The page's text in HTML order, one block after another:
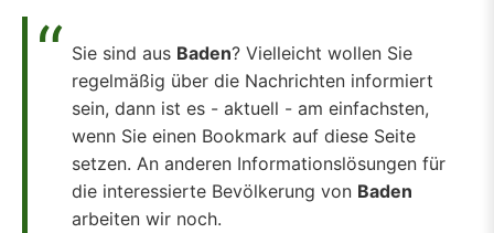
Sie sind aus Baden? Vielleicht wollen Sie
regelmäßig über die Nachrichten informiert
sein, dann ist es - aktuell - am einfachsten,
wenn Sie einen Bookmark auf diese Seite
setzen. An anderen Informationslösungen für
die interessierte Bevölkerung von Baden
arbeiten wir noch.